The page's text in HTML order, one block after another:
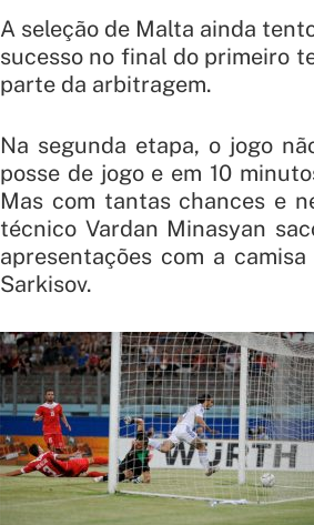
A seleção de Malta ainda
sucesso no final do primeiro
parte da arbitragem.
Na segunda etapa, o jogo
posse de jogo e em 10
Mas com tantas chances e
técnico Vardan Minasyan
apresentações com a
Sarkisov.